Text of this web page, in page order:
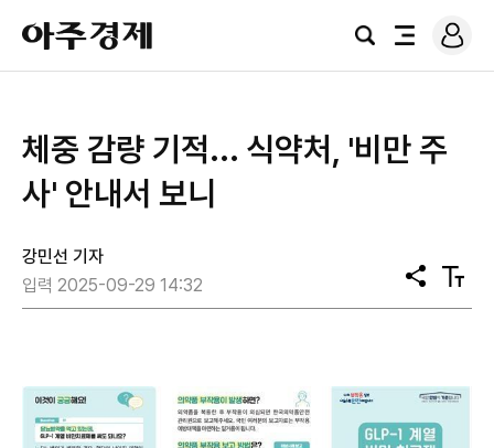
아
주
경
검
전
로
그
체중 감량 기적... 식약처, '비만 주
사' 안내서 보니
강민선 기자
입력 2025-09-29 14:32
공
유
텍
스